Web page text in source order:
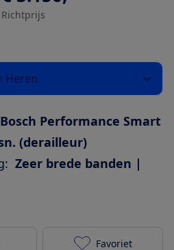
Richtprijs
Heren
Bosch Performance Smart
(derailleur)
Zeer brede banden |
Favoriet